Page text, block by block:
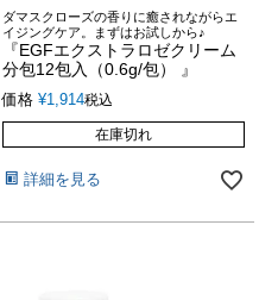
ダマスクローズの香りに癒されながらエ
イジングケア。まずはお試しから♪
『EGFエクストラロゼクリーム
分包12包入（0.6g/包） 』
価格 ¥1,914税込
在庫切れ
詳細を見る